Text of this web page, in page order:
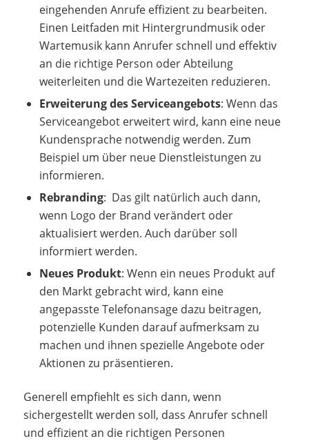
eingehenden Anrufe effizient zu bearbeiten.
Einen Leitfaden mit Hintergrundmusik oder
Wartemusik kann Anrufer schnell und effektiv
an die richtige Person oder Abteilung
weiterleiten und die Wartezeiten reduzieren.
Erweiterung des Serviceangebots: Wenn das
Serviceangebot erweitert wird, kann eine neue
Kundensprache notwendig werden. Zum
Beispiel um über neue Dienstleistungen zu
informieren.
Rebranding: Das gilt natürlich auch dann,
wenn Logo der Brand verändert oder
aktualisiert werden. Auch darüber soll
informiert werden.
Neues Produkt: Wenn ein neues Produkt auf
den Markt gebracht wird, kann eine
angepasste Telefonansage dazu beitragen,
potenzielle Kunden darauf aufmerksam zu
machen und ihnen spezielle Angebote oder
Aktionen zu präsentieren.
Generell empfiehlt es sich dann, wenn
sichergestellt werden soll, dass Anrufer schnell
und effizient an die richtigen Personen